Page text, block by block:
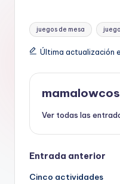
Etiquetas:
juegos de mesa
Última actualización
Ver todas las
Entrada anterior
Cinco actividades